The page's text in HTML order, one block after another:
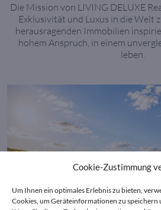
Cookie-Zustimmung
Um Ihnen ein optimales Erlebnis zu bieten,
Cookies, um Geräteinformationen zu
Die Mission von LIVING DELUXE
Exklusivität und Luxus in die Welt
herausragenden Immobilien
hohem Anspruch, in einem
leben.